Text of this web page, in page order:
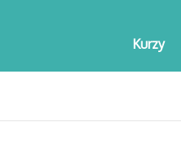
Kurzy